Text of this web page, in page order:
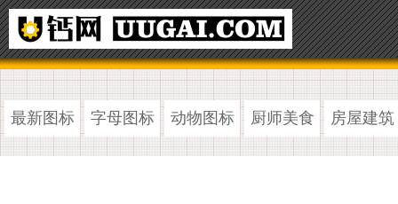
最新图标 字母图标 动物图标 厨师美食 房屋建筑